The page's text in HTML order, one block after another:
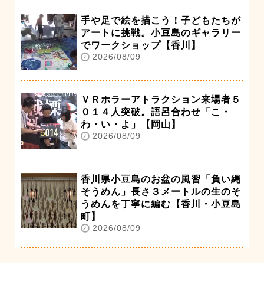
手や足で絵を描こう！子どもたちが
アートに挑戦。小豆島のギャラリー
でワークショップ【香川】
2026/08/09
ＶＲホラーアトラクション来場者５
０１４人突破。語呂合わせ「こ・
わ・い・よ」【岡山】
2026/08/09
香川県小豆島のお盆の風習「負い縄
そうめん」長さ３メートルの生のそ
うめんを丁寧に編む【香川・小豆島
町】
2026/08/09